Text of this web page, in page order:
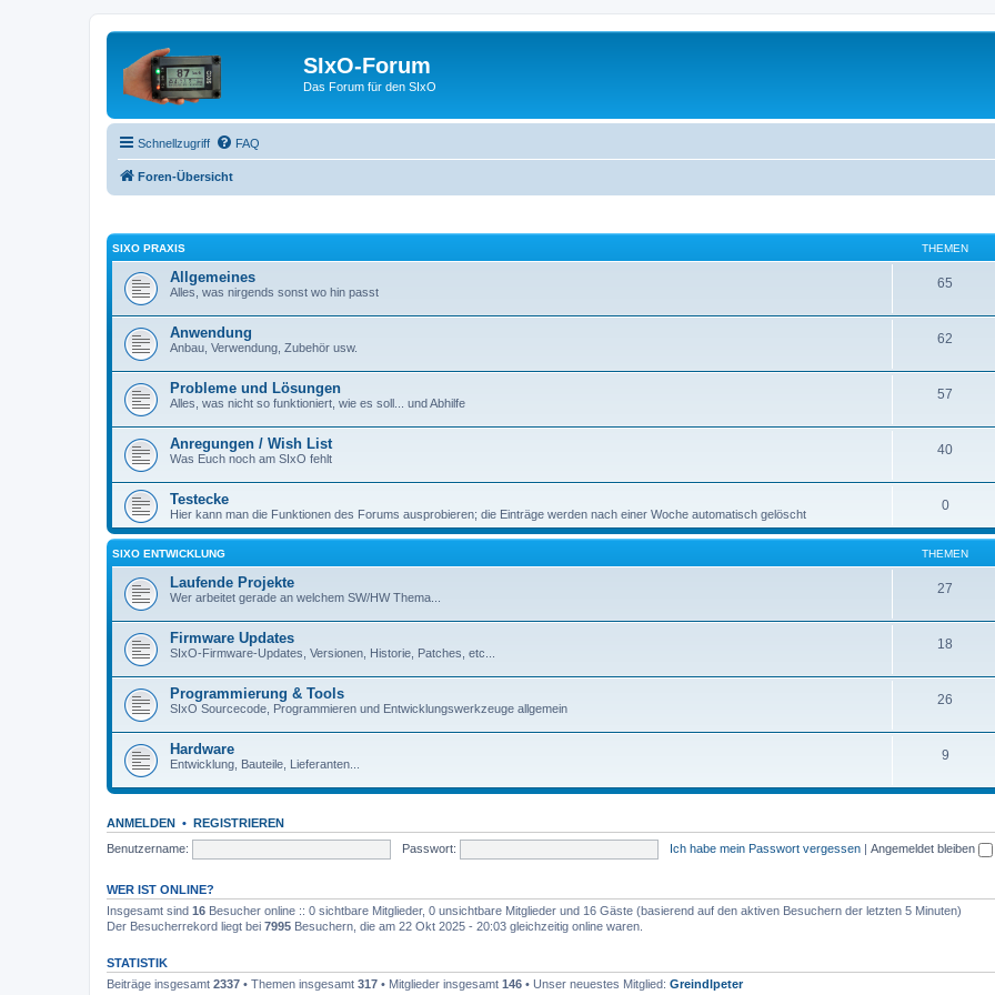
SIxO-Forum
Das Forum für den SIxO
Schnellzugriff FAQ
Foren-Übersicht
SIXO PRAXIS THEMEN
Allgemeines
Alles, was nirgends sonst wo hin passt
65
Anwendung
Anbau, Verwendung, Zubehör usw.
62
Probleme und Lösungen
Alles, was nicht so funktioniert, wie es soll... und Abhilfe
57
Anregungen / Wish List
Was Euch noch am SIxO fehlt
40
Testecke
Hier kann man die Funktionen des Forums ausprobieren; die Einträge werden nach einer Woche automatisch gelöscht
0
SIXO ENTWICKLUNG THEMEN
Laufende Projekte
Wer arbeitet gerade an welchem SW/HW Thema...
27
Firmware Updates
SIxO-Firmware-Updates, Versionen, Historie, Patches, etc...
18
Programmierung & Tools
SIxO Sourcecode, Programmieren und Entwicklungswerkzeuge allgemein
26
Hardware
Entwicklung, Bauteile, Lieferanten...
9
ANMELDEN • REGISTRIEREN
Benutzername:
Passwort: Ich habe mein Passwort vergessen | Angemeldet bleiben
WER IST ONLINE?
Insgesamt sind 16 Besucher online :: 0 sichtbare Mitglieder, 0 unsichtbare Mitglieder und 16 Gäste (basierend auf den aktiven Besuchern der letzten 5 Minuten)
Der Besucherrekord liegt bei 7995 Besuchern, die am 22 Okt 2025 - 20:03 gleichzeitig online waren.
STATISTIK
Beiträge insgesamt 2337 • Themen insgesamt 317 • Mitglieder insgesamt 146 • Unser neuestes Mitglied: Greindlpeter